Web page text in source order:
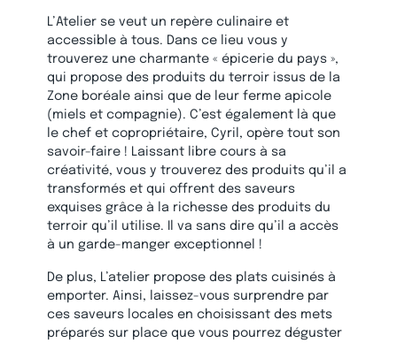
L’Atelier se veut un repère culinaire et
accessible à tous. Dans ce lieu vous y
trouverez une charmante « épicerie du pays »,
qui propose des produits du terroir issus de la
Zone boréale ainsi que de leur ferme apicole
(miels et compagnie). C’est également là que
le chef et copropriétaire, Cyril, opère tout son
savoir-faire ! Laissant libre cours à sa
créativité, vous y trouverez des produits qu’il a
transformés et qui offrent des saveurs
exquises grâce à la richesse des produits du
terroir qu’il utilise. Il va sans dire qu’il a accès
à un garde-manger exceptionnel !
De plus, L’atelier propose des plats cuisinés à
emporter. Ainsi, laissez-vous surprendre par
ces saveurs locales en choisissant des mets
préparés sur place que vous pourrez déguster